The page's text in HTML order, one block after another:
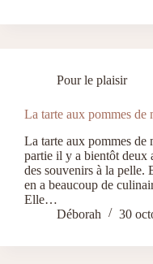
Pour le plaisir
La tarte aux pommes de
La tarte aux pommes de
partie il y a bientôt deux
des souvenirs à la pelle.
en a beaucoup de
Elle…
Déborah
30